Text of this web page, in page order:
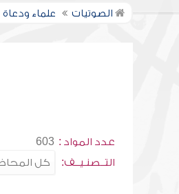
الصوتيات علماء ودعاة
عدد المواد : 603
التــصنـيــف: